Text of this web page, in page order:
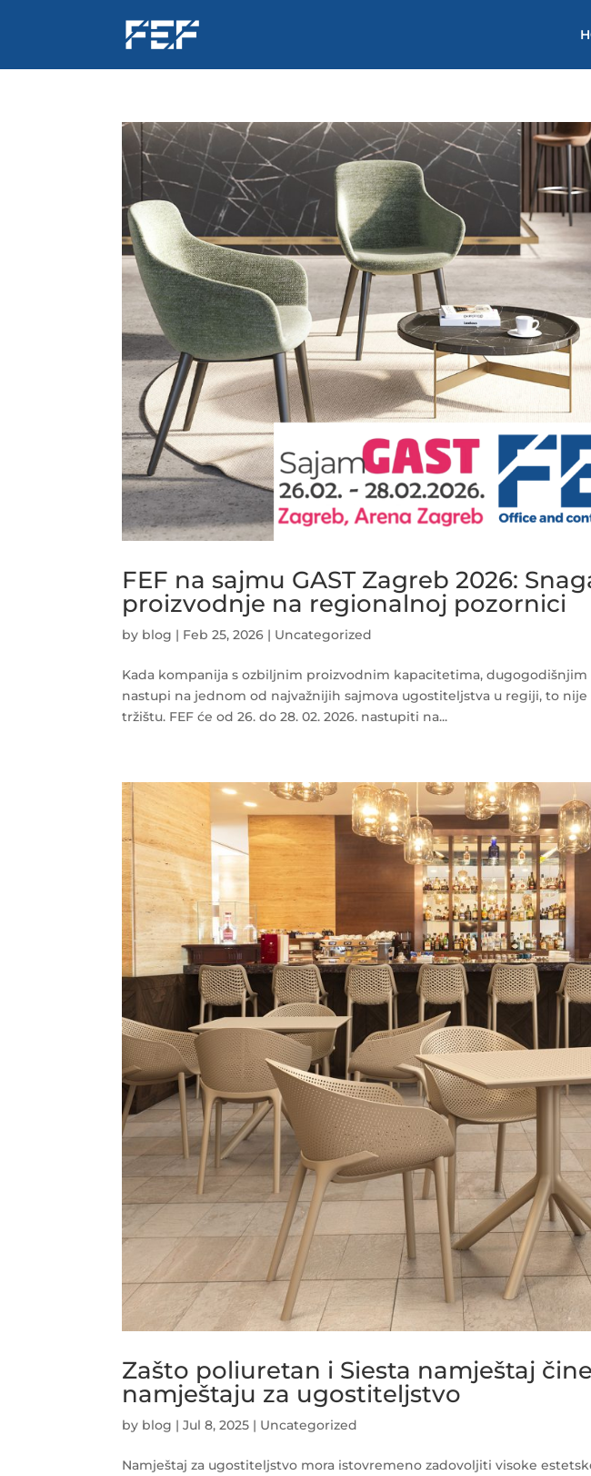
FEF na sajmu GAST Zagreb 2026:
proizvodnje na regionalnoj pozornici
by blog | Feb 25, 2026 | Uncategorized
Kada kompanija s ozbiljnim proizvodnim kapacitetima,
nastupi na jednom od najvažnijih sajmova ugostiteljstva u regiji, to
tržištu. FEF će od 26. do 28. 02. 2026. nastupiti na...
Zašto poliuretan i Siesta namještaj
namještaju za ugostiteljstvo
by blog |Jul 8, 2025 | Uncategorized
Namještaj za ugostiteljstvo mora istovremeno zadovoljiti visoke